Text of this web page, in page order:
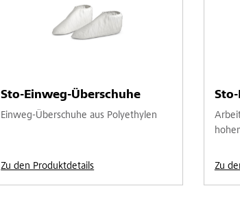
Sto-Einweg-Überschuhe
Einweg-Überschuhe aus Polyethylen
Zu den Produktdetails Zu